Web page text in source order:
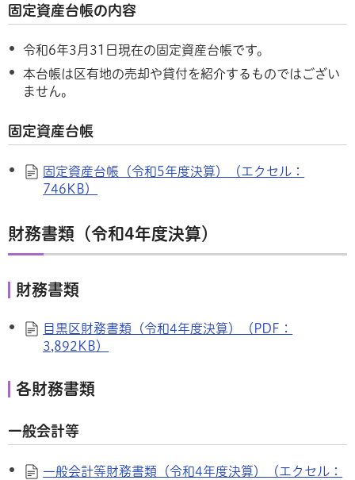
固定資産台帳の内容
令和6年3月31日現在の固定資産台帳です。
本台帳は区有地の売却や貸付を紹介するものではござい
ません。
固定資産台帳
固定資産台帳（令和5年度決算）（エクセル：
746KB）
財務書類（令和4年度決算）
財務書類
目黒区財務書類（令和4年度決算）（PDF：
3,892KB）
各財務書類
一般会計等
一般会計等財務書類（令和4年度決算）（エクセル：